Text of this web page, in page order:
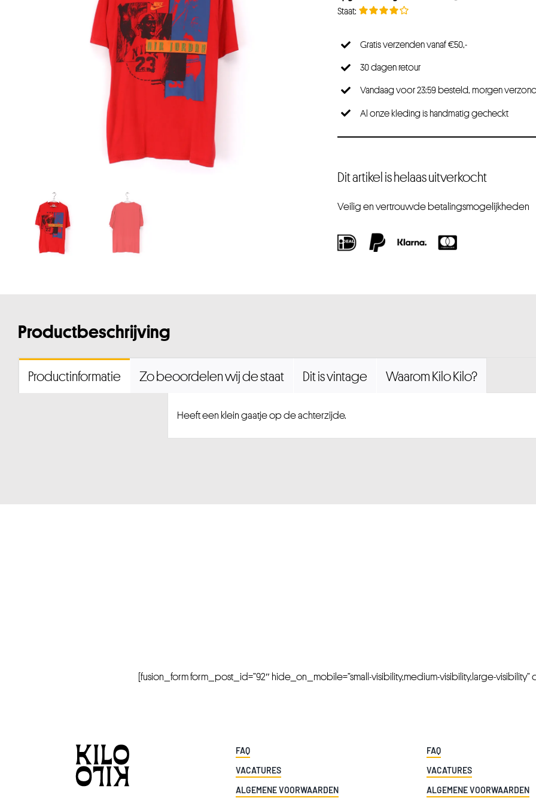
Gratis verzenden vanaf €50,-
30 dagen retour
Vandaag voor 23:59 besteld, morgen
Al onze kleding is handmatig gecheckt
Dit artikel is helaas uitverkocht
Veilig en vertrouwde betalingsmogelijkheden
Productbeschrijving
Productinformatie Zo beoordelen wij de staat Dit is vintage Waarom Kilo Kilo?
Heeft een klein gaatje op de achterzijde.
[fusion_form form_post_id=”92″ hide_on_mobile=”small-visibility,medium-visibility,large-visibility”
FAQ
VACATURES
ALGEMENE VOORWAARDEN
FAQ
VACATURES
ALGEMENE VOORWAARDEN